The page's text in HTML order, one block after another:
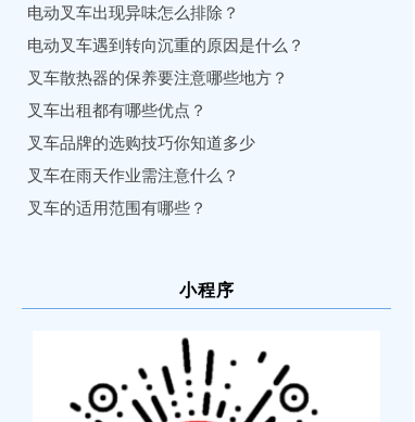
电动叉车出现异味怎么排除？
电动叉车遇到转向沉重的原因是什么？
叉车散热器的保养要注意哪些地方？
叉车出租都有哪些优点？
叉车品牌的选购技巧你知道多少
叉车在雨天作业需注意什么？
叉车的适用范围有哪些？
小程序